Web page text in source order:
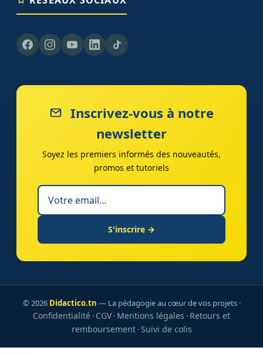
Inscrivez-vous à notre
newsletter
Soyez les premiers informés des nouveautés,
promos et tutoriels
S'inscrire →
© 2026 Didactico.tn — La pédagogie au cœur de vos projets ·
Confidentialité · CGV· Mentions légales · Retours et
remboursement·Suivi de colis